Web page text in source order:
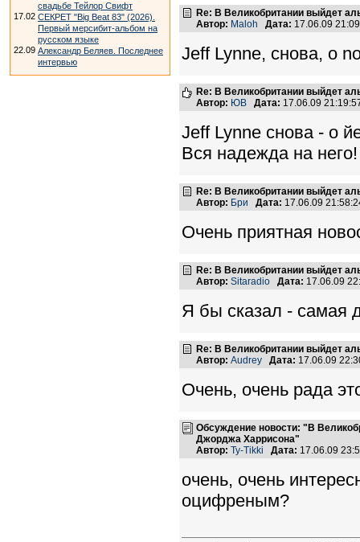
свадьбе Тейлор Свифт
17.02 СЕКРЕТ "Big Beat 83" (2026).
Первый мерсибит-альбом на
русском языке
22.09 Александр Беляев. Последнее
интервью
Re: В Великобритании выйдет
Автор: Maloh Дата: 17.06.09
Jeff Lynne, снова, o
Re: В Великобритании выйдет
Автор: ЮВ Дата: 17.06.09
Jeff Lynne снова - о
Вся надежда на него!
Re: В Великобритании выйдет
Автор: Бри Дата: 17.06.09
Очень приятная
Re: В Великобритании выйдет
Автор: Sitaradio Дата: 17.06.09
Я бы сказал - самая
Re: В Великобритании выйдет
Автор: Audrey Дата: 17.06.09
Очень, очень рада
Обсуждение новости: "В
Джорджа Харрисона"
Автор: Ty-Tikki Дата: 17.06.09
очень, очень
оцифреным?